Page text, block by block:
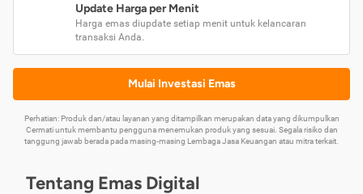
Update Harga per Menit
Harga emas diupdate setiap menit untuk kelancaran
transaksi Anda.
Mulai Investasi Emas
Perhatian: Produk dan/atau layanan yang ditampilkan merupakan data yang dikumpulkan
Cermati untuk membantu pengguna menemukan produk yang sesuai. Segala risiko dan
tanggung jawab berada pada masing-masing Lembaga Jasa Keuangan atau mitra terkait.
Tentang Emas Digital